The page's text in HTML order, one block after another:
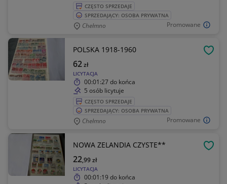
Promowane
CZĘSTO SPRZEDAJE
SPRZEDAJĄCY: OSOBA PRYWATNA
Chełmno
Promowane
POLSKA 1918-1960
LICYTACJA
62zł
00:01:27do końca
5 osób licytuje
CZĘSTO SPRZEDAJE
SPRZEDAJĄCY: OSOBA PRYWATNA
Chełmno
NOWA ZELANDIA CZYSTE**
LICYTACJA
22,99zł
00:01:19 do końca